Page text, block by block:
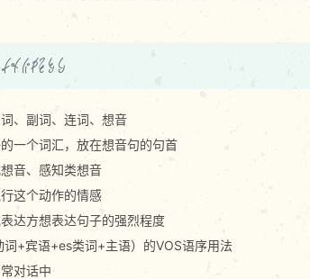
d k m q b g
、副词、连词、想音
一个词汇，放在想音句的句首
音、感知类想音
这个动作的情感
达方想表达句子的强烈程度
+宾语+es类词+主语）的VOS语序用法
对话中